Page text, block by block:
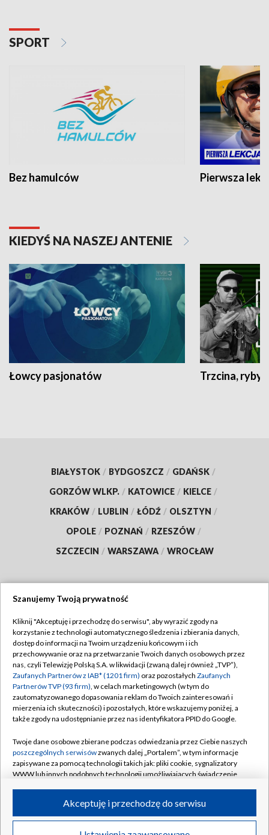
SPORT
Bez hamulców Pierwsza
KIEDYŚ NA NASZEJ ANTENIE
Łowcy pasjonatów Trzcina, ryby
BIAŁYSTOK / BYDGOSZCZ / GDAŃSK /
GORZÓW WLKP. / KATOWICE / KIELCE /
KRAKÓW / LUBLIN / ŁÓDŹ / OLSZTYN /
OPOLE / POZNAŃ / RZESZÓW /
SZCZECIN / WARSZAWA / WROCŁAW
TVP
Abonament TVP
Emisja w TVP
Centrum informacji TVP
Naziemna Telewizja Cyfrowa
Rada Programowa
System NOS
Informacje o nadawcy
Program dla prasy
Regulamin TVP
Polityka prywatności
Moje zgody
Pomoc
Kontakt
Kanały
©2026 Telewizja Polska S.A. w likwidacji
Szanujemy Twoją prywatność
Kliknij "Akceptuję i przechodzę do serwisu", aby wyrazić zgody na
korzystanie z technologii automatycznego śledzenia i zbierania danych,
dostęp do informacji na Twoim urządzeniu końcowym i ich
przechowywanie oraz na przetwarzanie Twoich danych osobowych przez
nas, czyli Telewizję Polską S.A. w likwidacji (zwaną dalej również „TVP”),
Zaufanych Partnerów z IAB* (1201 firm) oraz pozostałych Zaufanych
Partnerów TVP (93 firm), w celach marketingowych (w tym do
zautomatyzowanego dopasowania reklam do Twoich zainteresowań i
mierzenia ich skuteczności) i pozostałych, które wskazujemy poniżej, a
także zgody na udostępnianie przez nas identyfikatora PPID do Google.
Twoje dane osobowe zbierane podczas odwiedzania przez Ciebie naszych
poszczególnych serwisówzwanych dalej „Portalem”, w tym informacje
zapisywane za pomocą technologii takich jak: pliki cookie, sygnalizatory
WWW lub innych podobnych technologii umożliwiających świadczenie
ruchu w Internecie.
Twoje dane osobowe zbierane podczas odwiedzania przez Ciebie
Akceptuję i przechodzę do serwisu